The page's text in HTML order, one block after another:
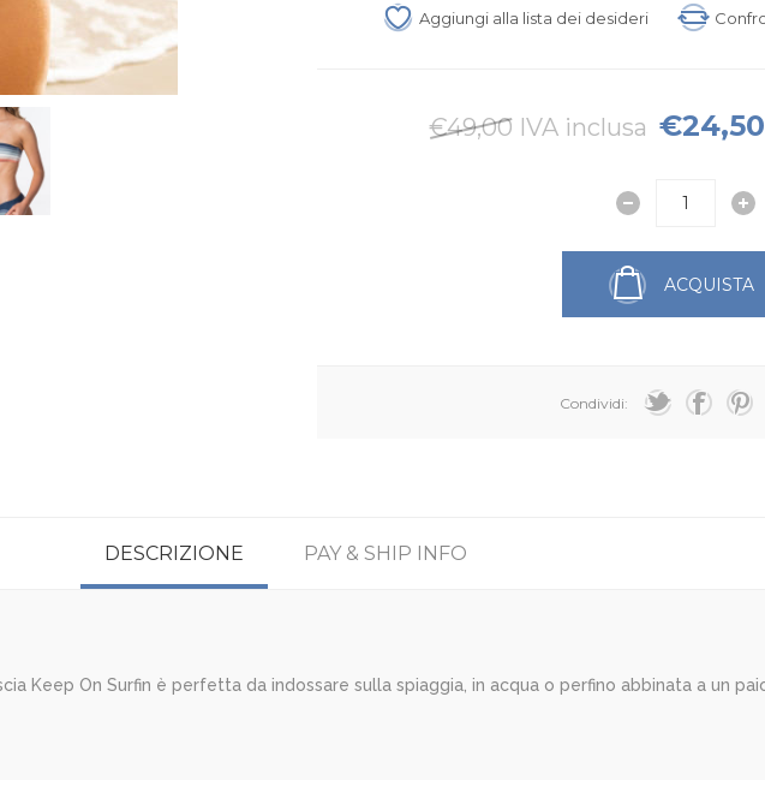
Aggiungi alla lista dei desideri
€49,00 IVA inclusa
ACQUISTA
Condividi:
DESCRIZIONE PAY & SHIP INFO
Keep On Surfin è perfetta da indossare sulla spiaggia, in acqua o perfino abbinata a un